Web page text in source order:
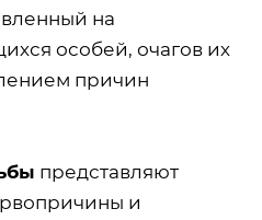
на
особей, очагов их
причин
представляют
и